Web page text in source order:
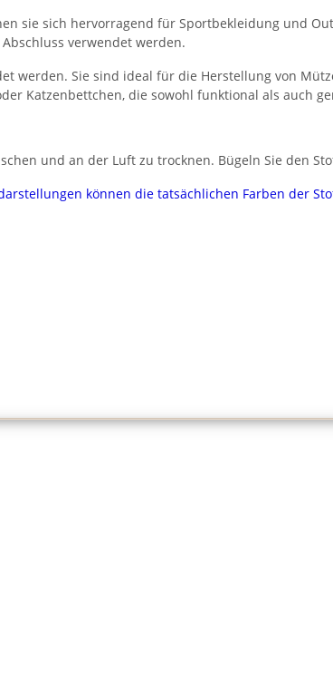
sie sich hervorragend für Sportbekleidung und
verwendet werden.
werden. Sie sind ideal für die Herstellung von
Katzenbettchen, die sowohl funktional als auch
und an der Luft zu trocknen. Bügeln Sie den
können die tatsächlichen Farben der